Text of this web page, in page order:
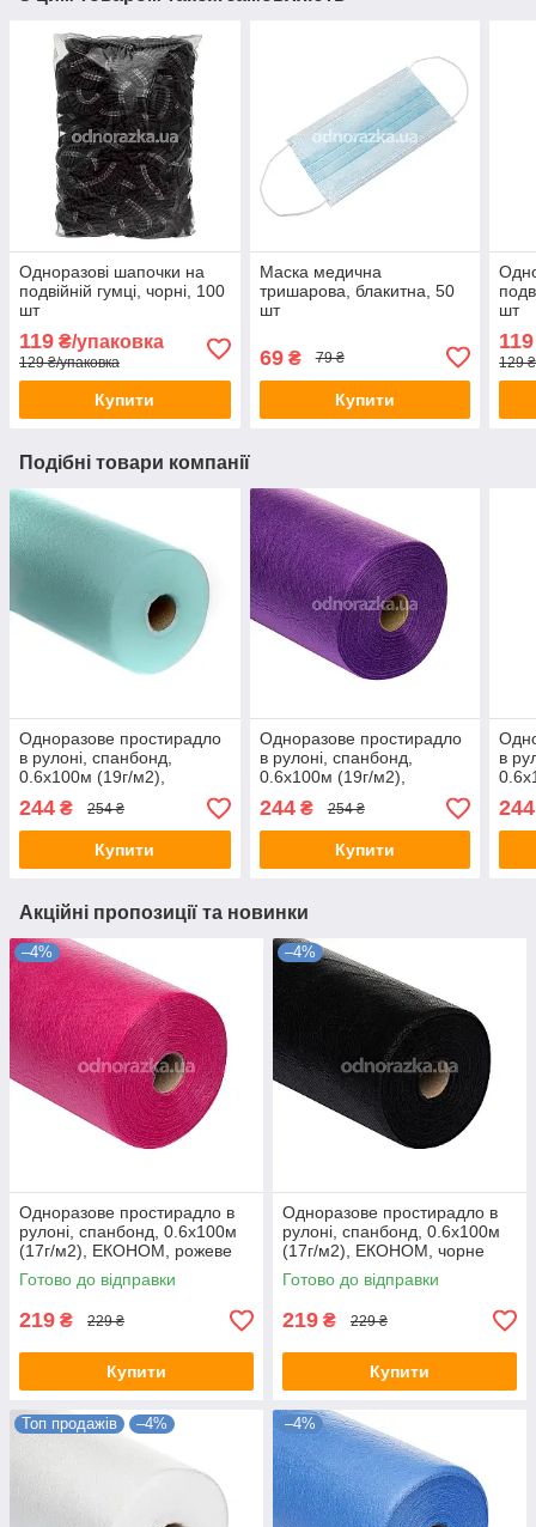
Одноразові шапочки на
подвійній гумці, чорні, 100
шт
119 ₴/упаковка
129 ₴/упаковка
Купити
Маска медична
тришарова, блакитна, 50
шт
69₴ 79 ₴
Купити
шт
119
129
Подібні товари компанії
Одноразове простирадло
в рулоні, спанбонд,
0.6х100м (19г/м2),
бірюзове
244 ₴ 254 ₴
Купити
Одноразове простирадло
в рулоні, спанбонд,
0.6х100м (19г/м2),
фіолетове
244₴ 254 ₴
Купити
в
244
Акційні пропозиції та новинки
–4%
Одноразове простирадло в
рулоні, спанбонд, 0.6х100м
(17г/м2), ЕКОНОМ, рожеве
Готово до відправки
219 ₴ 229 ₴
Купити
–4%
Одноразове простирадло в
рулоні, спанбонд, 0.6х100м
(17г/м2), ЕКОНОМ, чорне
Готово до відправки
219 ₴ 229 ₴
Купити
Топ продажів –4% –4%